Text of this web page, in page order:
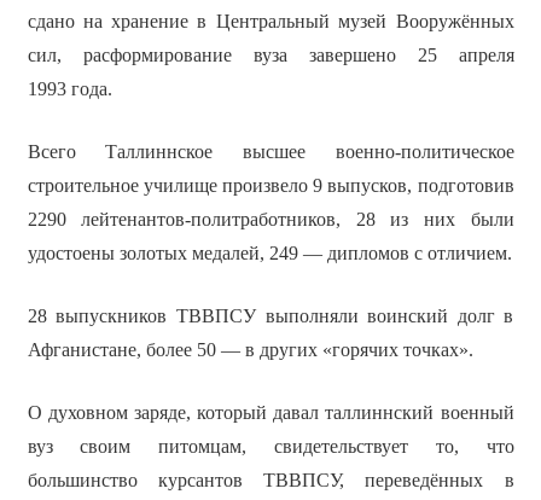
сдано на хранение в Центральный музей Вооружённых
сил, расформирование вуза завершено 25 апреля
1993 года.
Всего Таллиннское высшее военно-политическое
строительное училище произвело 9 выпусков, подготовив
2290 лейтенантов-политработников, 28 из них были
удостоены золотых медалей, 249 — дипломов с отличием.
28 выпускников ТВВПСУ выполняли воинский долг в
Афганистане, более 50 — в других «горячих точках».
О духовном заряде, который давал таллиннский военный
вуз своим питомцам, свидетельствует то, что
большинство курсантов ТВВПСУ, переведённых в